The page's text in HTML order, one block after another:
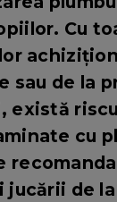
Cu
sau de la
există
cu
de